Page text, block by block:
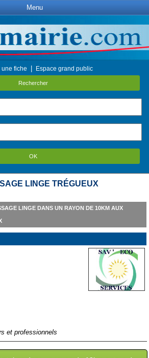
Menu
une fiche Espace grand public
Rechercher
OK
LINGE TRÉGUEUX
LINGE DANS UN RAYON DE 10KM AUX
et professionnels